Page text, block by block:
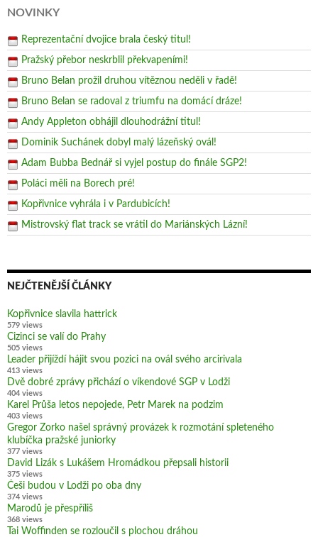
NOVINKY
Reprezentační dvojice brala český titul!
Pražský přebor neskrblil překvapeními!
Bruno Belan prožil druhou vítěznou neděli v řadě!
Bruno Belan se radoval z triumfu na domácí dráze!
Andy Appleton obhájil dlouhodrážní titul!
Dominik Suchánek dobyl malý lázeňský ovál!
Adam Bubba Bednář si vyjel postup do finále SGP2!
Poláci měli na Borech pré!
Kopřivnice vyhrála i v Pardubicích!
Mistrovský flat track se vrátil do Mariánských Lázní!
NEJČTENĚJŠÍ ČLÁNKY
Kopřivnice slavila hattrick
579 views
Cizinci se valí do Prahy
505 views
Leader přijíždí hájit svou pozici na ovál svého arcirivala
413 views
Dvě dobré zprávy přichází o víkendové SGP v Lodži
404 views
Karel Průša letos nepojede, Petr Marek na podzim
403 views
Gregor Zorko našel správný provázek k rozmotání spleteného
klubíčka pražské juniorky
377 views
David Lizák s Lukášem Hromádkou přepsali historii
375 views
Češi budou v Lodži po oba dny
374 views
Marodů je přespříliš
368 views
Tai Woffinden se rozloučil s plochou dráhou